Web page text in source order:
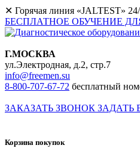
✕ Горячая линия «JALTEST»
БЕСПЛАТНОЕ ОБУЧЕНИЕ
Г.МОСКВА
ул.Электродная, д.2, стр.7
info@freemen.su
8-800-707-67-72 бесплатный
ЗАКАЗАТЬ ЗВОНОК ЗАДАТЬ
Корзина покупок